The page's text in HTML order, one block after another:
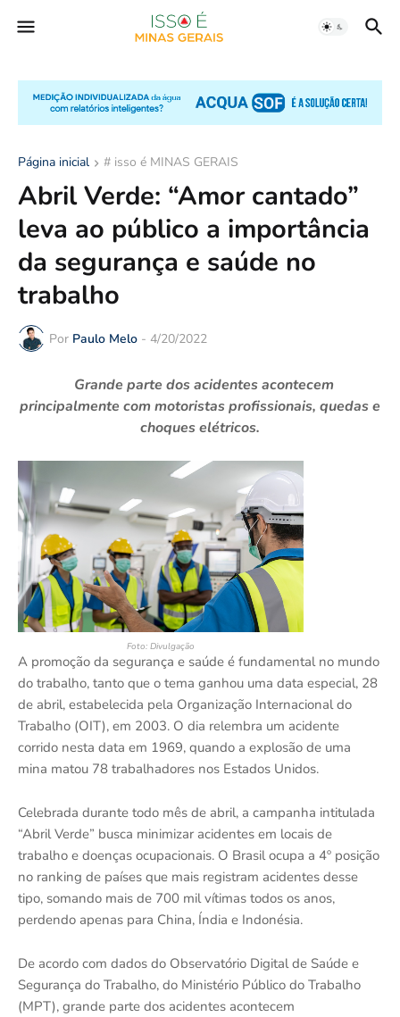
Página inicial # isso é MINAS GERAIS
Abril Verde: “Amor cantado”
leva ao público a importância
da segurança e saúde no
trabalho
Por Paulo Melo - 4/20/2022
Grande parte dos acidentes acontecem
principalmente com motoristas profissionais, quedas e
choques elétricos.
Foto: Divulgação
A promoção da segurança e saúde é fundamental no mundo
do trabalho, tanto que o tema ganhou uma data especial, 28
de abril, estabelecida pela Organização Internacional do
Trabalho (OIT), em 2003. O dia relembra um acidente
corrido nesta data em 1969, quando a explosão de uma
mina matou 78 trabalhadores nos Estados Unidos.
Celebrada durante todo mês de abril, a campanha intitulada
“Abril Verde” busca minimizar acidentes em locais de
trabalho e doenças ocupacionais. O Brasil ocupa a 4º posição
no ranking de países que mais registram acidentes desse
tipo, somando mais de 700 mil vítimas todos os anos,
perdendo apenas para China, Índia e Indonésia.
De acordo com dados do Observatório Digital de Saúde e
Segurança do Trabalho, do Ministério Público do Trabalho
(MPT), grande parte dos acidentes acontecem